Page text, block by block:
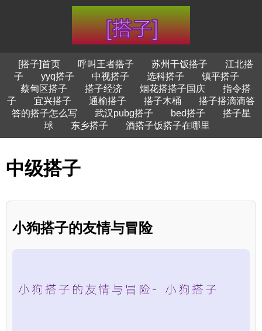
[搭子]首页 呼叫王者搭子 苏州干饭搭子
江北搭
子
yyq搭子 中视搭子 选科搭子
镇平搭子
蔡甸区搭子
搭子经济 烟花搭搭子国庆
指令搭
子
宜兴搭子 通榆搭子 搭子木桶
搭子搭滴滴答
答的搭子怎么写
武汉pubg搭子 bed搭子
搭子星
球
东乡搭子 酒搭子饭搭子在哪里
中级搭子
小狗搭子的友情与冒险